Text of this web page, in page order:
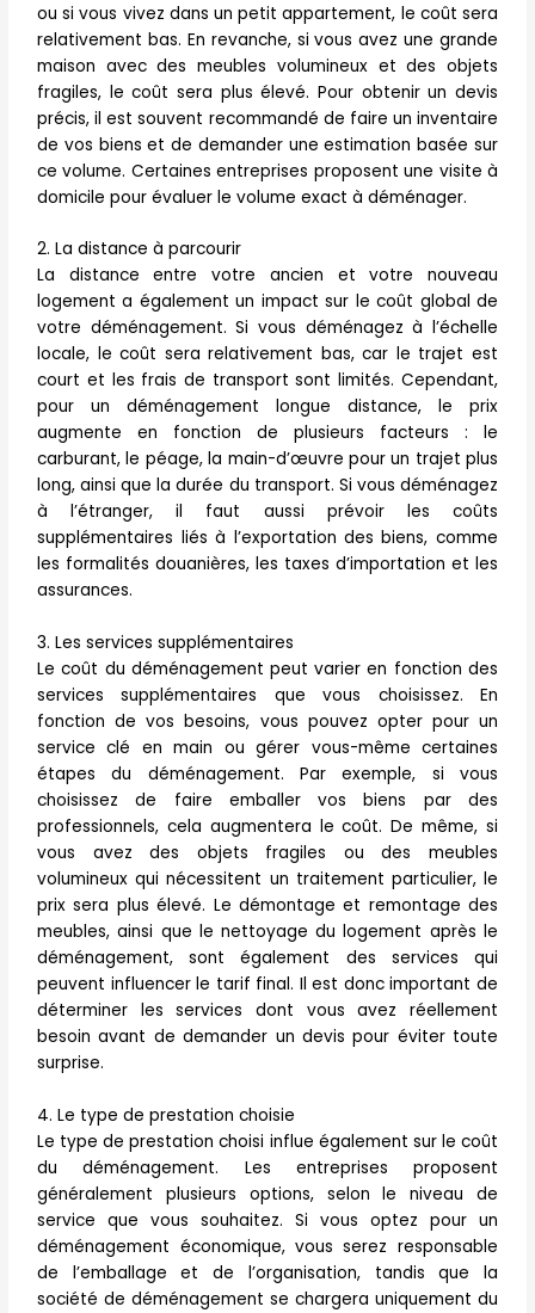
ou si vous vivez dans un petit appartement, le coût sera
relativement bas. En revanche, si vous avez une grande
maison avec des meubles volumineux et des objets
fragiles, le coût sera plus élevé. Pour obtenir un devis
précis, il est souvent recommandé de faire un inventaire
de vos biens et de demander une estimation basée sur
ce volume. Certaines entreprises proposent une visite à
domicile pour évaluer le volume exact à déménager.
2. La distance à parcourir
La distance entre votre ancien et votre nouveau
logement a également un impact sur le coût global de
votre déménagement. Si vous déménagez à l’échelle
locale, le coût sera relativement bas, car le trajet est
court et les frais de transport sont limités. Cependant,
pour un déménagement longue distance, le prix
augmente en fonction de plusieurs facteurs : le
carburant, le péage, la main-d’œuvre pour un trajet plus
long, ainsi que la durée du transport. Si vous déménagez
à l’étranger, il faut aussi prévoir les coûts
supplémentaires liés à l’exportation des biens, comme
les formalités douanières, les taxes d’importation et les
assurances.
3. Les services supplémentaires
Le coût du déménagement peut varier en fonction des
services supplémentaires que vous choisissez. En
fonction de vos besoins, vous pouvez opter pour un
service clé en main ou gérer vous-même certaines
étapes du déménagement. Par exemple, si vous
choisissez de faire emballer vos biens par des
professionnels, cela augmentera le coût. De même, si
vous avez des objets fragiles ou des meubles
volumineux qui nécessitent un traitement particulier, le
prix sera plus élevé. Le démontage et remontage des
meubles, ainsi que le nettoyage du logement après le
déménagement, sont également des services qui
peuvent influencer le tarif final. Il est donc important de
déterminer les services dont vous avez réellement
besoin avant de demander un devis pour éviter toute
surprise.
4. Le type de prestation choisie
Le type de prestation choisi influe également sur le coût
du déménagement. Les entreprises proposent
généralement plusieurs options, selon le niveau de
service que vous souhaitez. Si vous optez pour un
déménagement économique, vous serez responsable
de l’emballage et de l’organisation, tandis que la
société de déménagement se chargera uniquement du